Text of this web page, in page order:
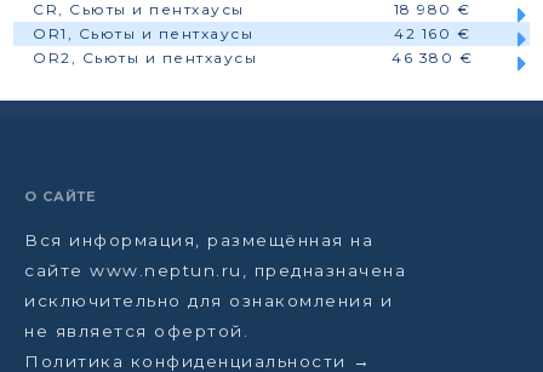
CR, Сьюты и пентхаусы
18 980 €
OR1, Сьюты и пентхаусы
42 160 €
OR2, Сьюты и пентхаусы
46 380 €
О САЙТЕ
Вся информация, размещённая на
сайте www.neptun.ru, предназначена
исключительно для ознакомления и
не является офертой.
Политика конфиденциальности →